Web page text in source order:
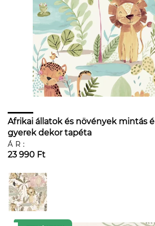
Afrikai állatok és növények mintás
gyerek dekor tapéta
ÁR:
23 990 Ft